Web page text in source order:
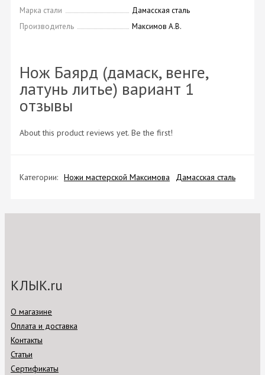
Марка стали
Дамасская сталь
Производитель
Максимов А.В.
Нож Баярд (дамаск, венге,
латунь литье) вариант 1
отзывы
About this product reviews yet. Be the first!
Категории: Ножи мастерской Максимова Дамасская сталь
КЛЫК.ru
О магазине
Оплата и доставка
Контакты
Статьи
Сертификаты